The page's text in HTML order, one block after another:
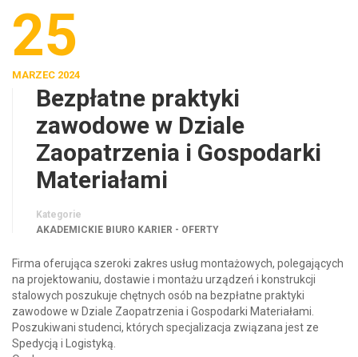
25
MARZEC 2024
Bezpłatne praktyki
zawodowe w Dziale
Zaopatrzenia i Gospodarki
Materiałami
Kategorie
AKADEMICKIE BIURO KARIER - OFERTY
Firma oferująca szeroki zakres usług montażowych, polegających
na projektowaniu, dostawie i montażu urządzeń i konstrukcji
stalowych poszukuje chętnych osób na bezpłatne praktyki
zawodowe w Dziale Zaopatrzenia i Gospodarki Materiałami.
Poszukiwani studenci, których specjalizacja związana jest ze
Spedycją i Logistyką.